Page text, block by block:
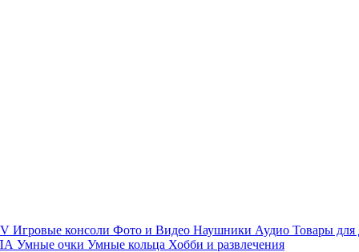
Игровые консоли Фото и Видео Наушники Аудио Товары для
Умные очки Умные кольца Хобби и развлечения